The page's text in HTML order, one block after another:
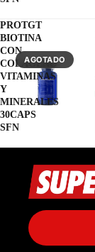
PROTGT
BIOTINA
CON
COLÁGENO
VITAMINAS
Y
MINERALES
30CAPS
SFN
AGOTADO
Política